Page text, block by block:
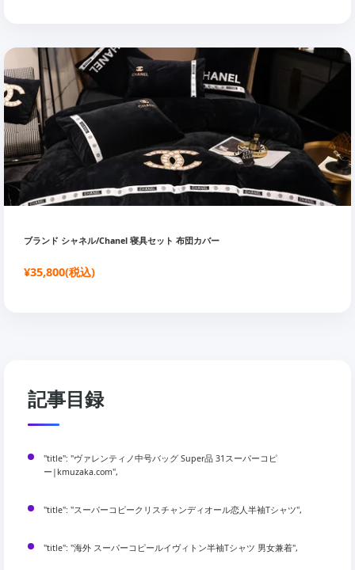
ブランド シャネル/Chanel 寝具セット 布団カバー
¥35,800(税込)
記事目録
"title": "ヴァレンティノ中号バッグ Super品 31スーパーコピ
ー|kmuzaka.com",
"title": "スーパーコピークリスチャンディオール恋人半袖Tシャツ",
"title": "海外 スーパーコピールイヴィトン半袖Tシャツ 男女兼着",